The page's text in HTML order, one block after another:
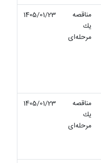
مناقصه
یك
مرحله‌ای
1405/01/23
مناقصه
یك
مرحله‌ای
1405/01/23